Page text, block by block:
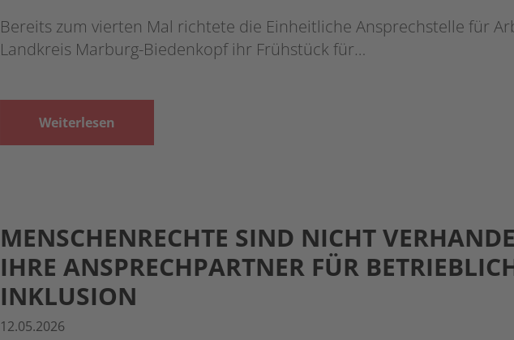
Bereits zum vierten Mal richtete die Einheitliche Ansprechstelle für
Landkreis Marburg-Biedenkopf ihr Frühstück für…
Weiterlesen
MENSCHENRECHTE SIND NICHT
IHRE ANSPRECHPARTNER FÜR
INKLUSION
12.05.2026